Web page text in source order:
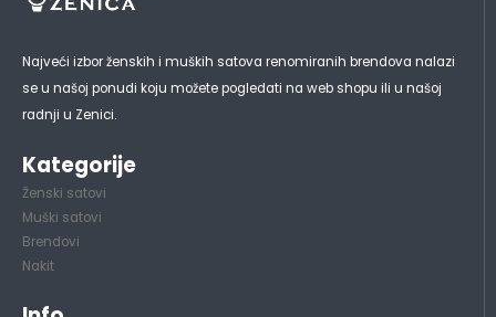
Najveći izbor ženskih i muških satova renomiranih brendova nalazi
se u našoj ponudi koju možete pogledati na web shopu ili u našoj
radnji u Zenici.
Kategorije
Ženski satovi
Muški satovi
Brendovi
Nakit